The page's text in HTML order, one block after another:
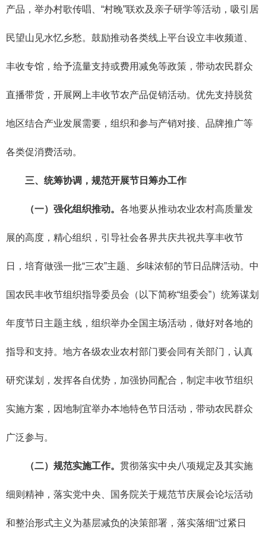
产品，举办村歌传唱、“村晚”联欢及亲子研学等活动，吸引居
民望山见水忆乡愁。鼓励推动各类线上平台设立丰收频道、
丰收专馆，给予流量支持或费用减免等政策，带动农民群众
直播带货，开展网上丰收节农产品促销活动。优先支持脱贫
地区结合产业发展需要，组织和参与产销对接、品牌推广等
各类促消费活动。
三、统筹协调，规范开展节日筹办工作
（一）强化组织推动。 各地要从推动农业农村高质量发
展的高度，精心组织，引导社会各界共庆共祝共享丰收节
日，培育做强一批“三农”主题、乡味浓郁的节日品牌活动。中
国农民丰收节组织指导委员会（以下简称“组委会”）统筹谋划
年度节日主题主线，组织举办全国主场活动，做好对各地的
指导和支持。地方各级农业农村部门要会同有关部门，认真
研究谋划，发挥各自优势，加强协同配合，制定丰收节组织
实施方案，因地制宜举办本地特色节日活动，带动农民群众
广泛参与。
（二）规范实施工作。 贯彻落实中央八项规定及其实施
细则精神，落实党中央、国务院关于规范节庆展会论坛活动
和整治形式主义为基层减负的决策部署，落实落细“过紧日